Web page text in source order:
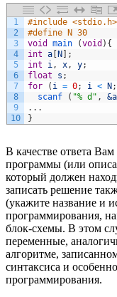
1
2
3
4
5
6
7
8
9
10
#include <stdio.h>
#define N 30
void
main (void ) {
int a N
;
int
i, x, y;
float
s ;
for
( i = 0; i < N ;
scanf
( "% d" , &a
. . .
}
В качестве ответа
программы (или
который должен
записать решение
(укажите название и
программирования,
блок-схемы. В этом
переменные,
алгоритме,
синтаксиса и
программирования.